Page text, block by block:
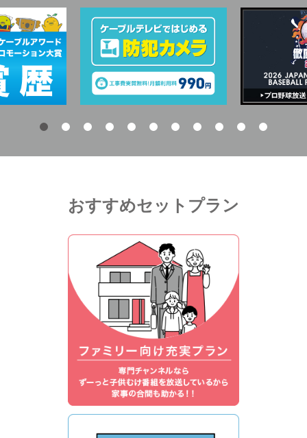
おすすめセットプラン